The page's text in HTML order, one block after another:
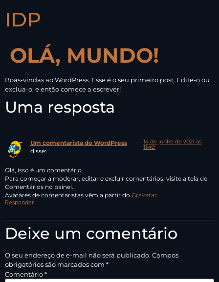
IDP
OLÁ, MUNDO!
Boas-vindas ao WordPress. Esse é o seu primeiro post. Edite-o ou
exclua-o, e então comece a escrever!
Uma resposta
Um comentarista do WordPress
disse:
14 de junho de 2021 às
11:49
Olá, isso é um comentário.
Para começar a moderar, editar e excluir comentários, visite a tela de
Comentários no painel.
Avatares de comentaristas vêm a partir do Gravatar.
Responder
Deixe um comentário
O seu endereço de e-mail não será publicado. Campos
obrigatórios são marcados com *
Comentário*